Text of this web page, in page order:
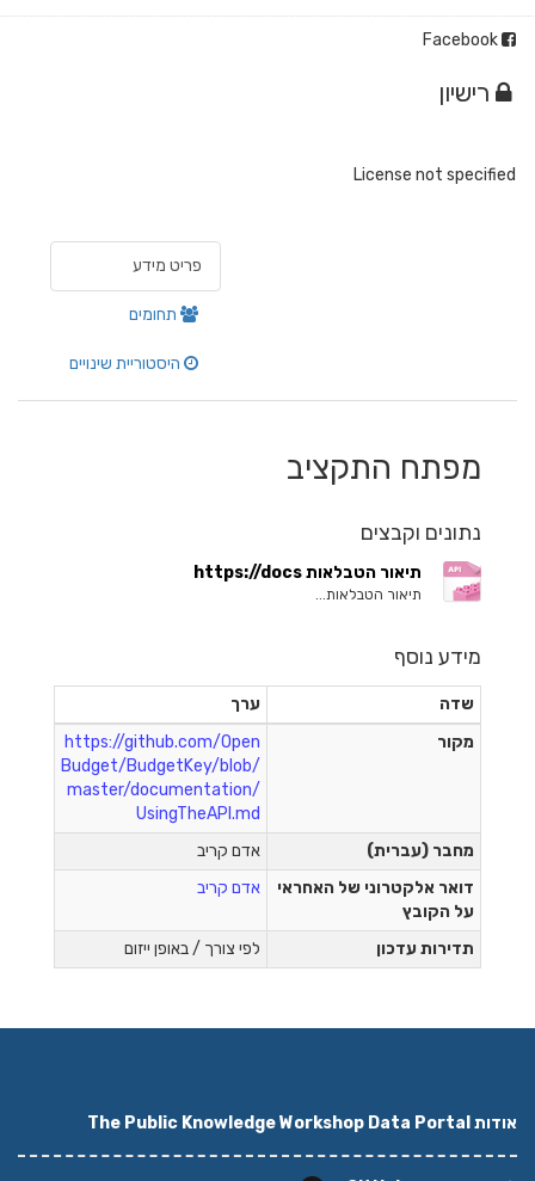
רישיון
License not specified
פריט מידע
תחומים
היסטוריית שינויים
מפתח התקציב
נתונים וקבצים
תיאור הטבלאות https://docs
תיאור הטבלאות...
מידע נוסף
שדה
ערך
מקור
https://github.com/Open
Budget/BudgetKey/blob/
master/documentation/
UsingTheAPI.md
מחבר (עברית)
אדם קריב
דואר אלקטרוני של האחראי
על הקובץ
אדם קריב
תדירות עדכון לפי צורך / באופן ייזום
אודות The Public Knowledge Workshop Data Portal